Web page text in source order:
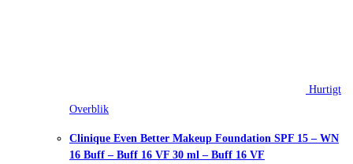
Hurtigt
Overblik
Clinique Even Better Makeup Foundation SPF 15 – WN
16 Buff – Buff 16 VF 30 ml – Buff 16 VF